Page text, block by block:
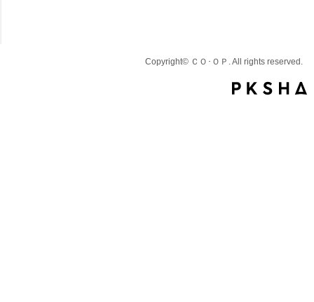
Copyright© ＣＯ･ＯＰ. All rights reserved.